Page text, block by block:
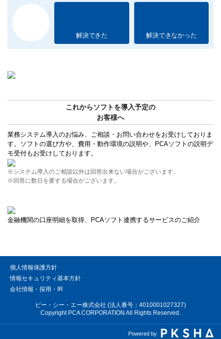
解決できた 解決できなかった
これからソフトを導入予定の
お客様へ
業務システム導入のお悩み、ご相談・お問い合わせをお受けしておりま
す。ソフトの選び方や、費用・動作環境の説明や、PCAソフトの説明デ
モ受付もお受けしております。
※システム導入のご相談以外は回答出来ない場合がございます。
※回答に数日を要する場合がございます。
金融機関の口座明細を取得、PCAソフト連携するサービスのご紹介
個人情報保護方針
情報セキュリティ基本方針
会社情報・採用・IR
ピー・シー・エー株式会社 (法人番号：4010001027327)
Copyright PCA CORPORATION All Rights Reserved.
Powered by